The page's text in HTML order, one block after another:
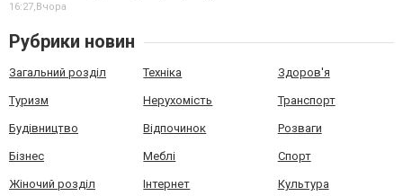
16:27,Вчора
Рубрики новин
Загальний розділ Техніка Здоров'я
Туризм Нерухомість Транспорт
Будівництво Відпочинок Розваги
Бізнес Меблі Спорт
Жіночий розділ Інтернет Культура